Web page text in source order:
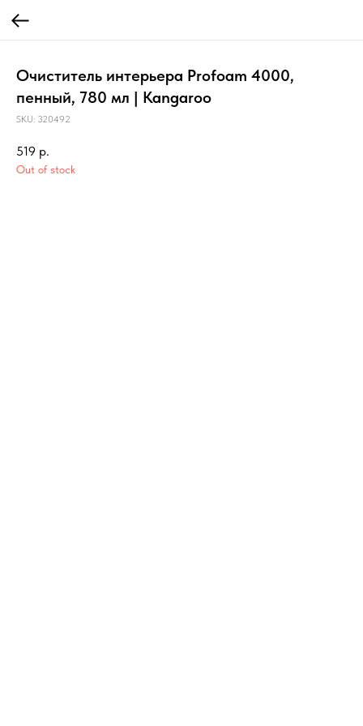
Очиститель интерьера Profoam 4000,
пенный, 780 мл | Kangaroo
SKU: 320492
519 р.
Out of stock